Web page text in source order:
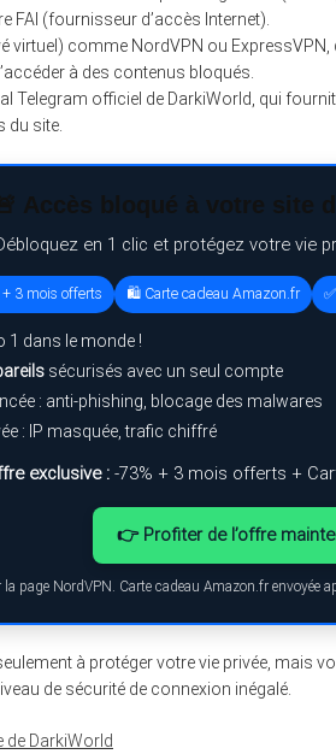
(fournisseur d’accès Internet).
virtuel) comme NordVPN ou
à des contenus bloqués.
Telegram officiel de DarkiWorld, qui
du site.
Accès bloqué à votre site
en 1 clic et protégez votre vie
3 mois offerts 🛍️ Carte cadeau Amazon.fr
1 dans le monde !
sécurisés avec un seul compte
: anti-phishing, blocage des malwares
: IP masquée, trafic chiffré
exclusive : -73% + 3 mois offerts +
👉 Profiter de l’offre
la page NordVPN. Carte cadeau Amazon.fr envoyée
à protéger votre vie privée, mais
de sécurité de connexion inégalé.
de DarkiWorld